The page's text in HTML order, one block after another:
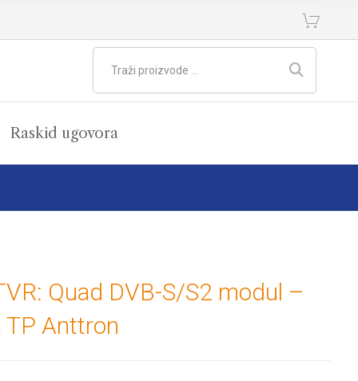
Raskid ugovora
Quad DVB-S/S2 modul –
TP Anttron